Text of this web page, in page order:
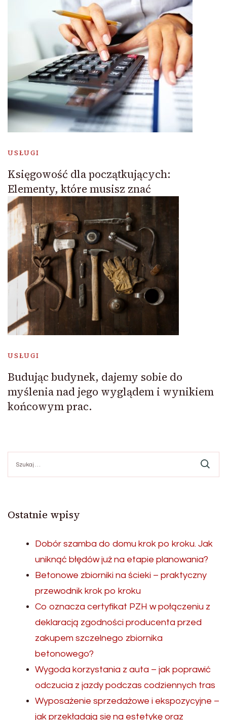
USŁUGI
Księgowość dla początkujących:
Elementy, które musisz znać
USŁUGI
Budując budynek, dajemy sobie do
myślenia nad jego wyglądem i wynikiem
końcowym prac.
Ostatnie wpisy
Dobór szamba do domu krok po kroku. Jak
uniknąć błędów już na etapie planowania?
Betonowe zbiorniki na ścieki – praktyczny
przewodnik krok po kroku
Co oznacza certyfikat PZH w połączeniu z
deklaracją zgodności producenta przed
zakupem szczelnego zbiornika
betonowego?
Wygoda korzystania z auta – jak poprawić
odczucia z jazdy podczas codziennych tras
Wyposażenie sprzedażowe i ekspozycyjne –
jak przekładają się na estetykę oraz